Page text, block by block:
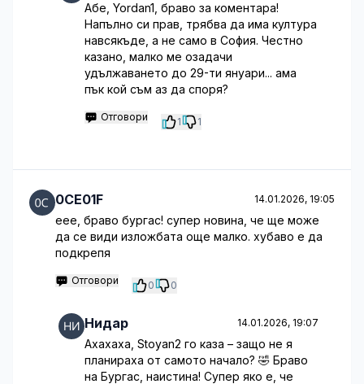
Абе, Yordan1, браво за коментара!
Напълно си прав, трябва да има култура
навсякъде, а не само в София. Честно
казано, малко ме озадачи
удължаването до 29-ти януари... ама
пък кой съм аз да споря?
Отговори 1 1
0CE01F 14.01.2026, 19:05
еее, браво бургас! супер новина, че ще може
да се види изложбата още малко. хубаво е да
подкрепя
Отговори 0 0
Нидар 14.01.2026, 19:07
Ахахаха, Stoyan2 го каза – защо не я
планираха от самото начало? 🤣 Браво
на Бургас, наистина! Супер яко е, че